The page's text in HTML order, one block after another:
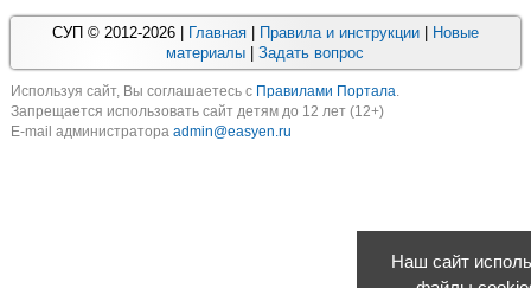
СУП © 2012-2026 | Главная| Правила и инструкции|
Новые
материалы |Задать вопрос
Используя cайт, Вы соглашаетесь с Правилами Портала.
Запрещается использовать сайт детям до 12 лет (12+)
E-mail администратора admin@easyen.ru
Наш сайт